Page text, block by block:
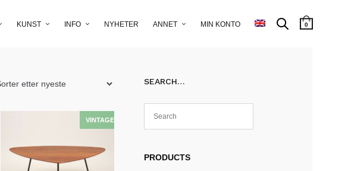
KUNST INFO NYHETER ANNET MIN KONTO 0
SEARCH…
PRODUCTS